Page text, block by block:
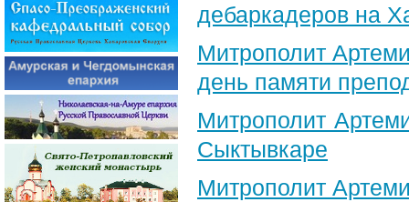
дебаркадеров на
Митрополит
день памяти
Митрополит
Сыктывкаре
Митрополит